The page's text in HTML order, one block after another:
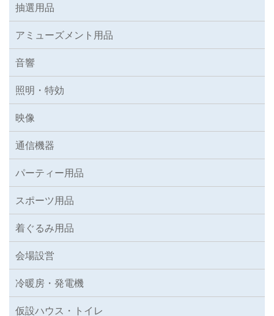
抽選用品
アミューズメント用品
音響
照明・特効
映像
通信機器
パーティー用品
スポーツ用品
着ぐるみ用品
会場設営
冷暖房・発電機
仮設ハウス・トイレ